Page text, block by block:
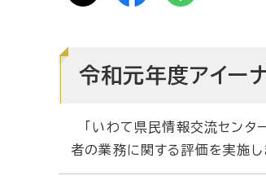
令和元年度アイー
「いわて県民情報交流センタ
者の業務に関する評価を実施し